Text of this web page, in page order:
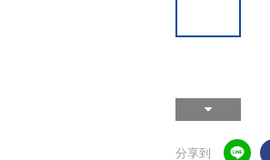
分享到